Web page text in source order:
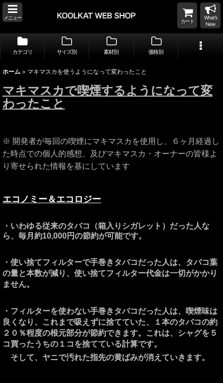
メニュー
カート
What's
New
カテゴリ サイズ別 素材別 価格別
ホーム > マキマスカを使うようになって変わったこと
マキマスカで喫煙するようになって変
わったこと
※ 開発者が毎回の喫煙にマキマスカを使用し、６ヶ月経過し
た時点での個人的感想、及びマキマスカ・オーナーの皆様よ
り寄せられた情報を基にしています
エコノミー＆エコロジー
・いわゆる従来のタバコ（箱入りシガレット）だった人な
ら、毎月約10,000円の節約が可能です。
・使い捨てフィルターで手巻きタバコだった人は、タバコ葉
の量と本数が減り、使い捨てフィルター代金は一切がかかり
ません。
・フィルターを使わない手巻きタバコだった人は、喫煙味は
良くなり、これまで吸えずに捨てていた、１本のタバコの約
２０％程度の根元部分が節約できます。これは、シャグを５
コ買ったうちの１コを捨てている計算です。
そして、ヤニで汚れた指先の黄ばみが消えていきます。